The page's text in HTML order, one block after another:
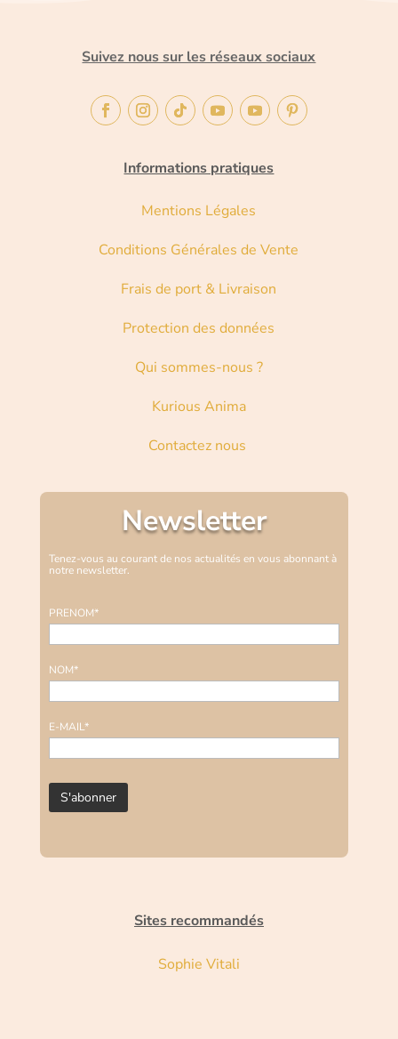
Suivez nous sur les réseaux sociaux
Informations pratiques
Mentions Légales
Conditions Générales de Vente
Frais de port & Livraison
Protection des données
Qui sommes-nous ?
Kurious Anima
Contactez nous
Newsletter
Tenez-vous au courant de nos actualités en vous abonnant à
notre newsletter.
PRENOM*
NOM*
E-MAIL*
Sites recommandés
Sophie Vitali